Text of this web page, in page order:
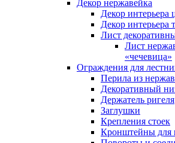
Декор нержавейка
Декор интерьера
Декор интерьера
Лист
Лист
«чечевица»
Ограждения для
Перила из
Декоративный
Держатель ригеля
Заглушки
Крепления стоек
Кронштейны для